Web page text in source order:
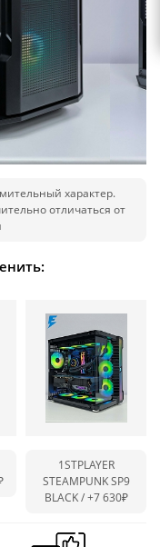
характер.
отличаться от
1STPLAYER
STEAMPUNK SP9
BLACK /+7 630₽